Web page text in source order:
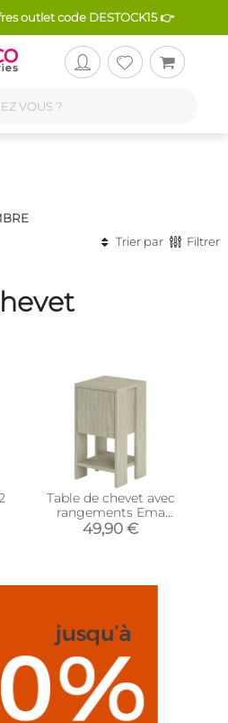
outlet code DESTOCK15 👉
Trier par
Filtrer
Table de chevet avec
rangements Ema
(Travertine)
49,90 €